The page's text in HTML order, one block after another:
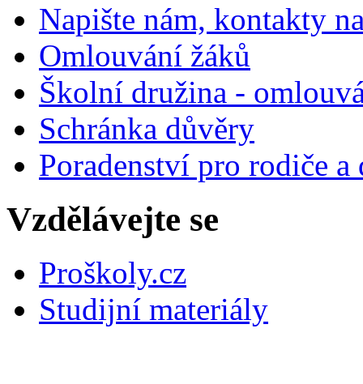
Napište nám, kontakty
Omlouvání žáků
Školní družina -
Schránka důvěry
Poradenství pro rodiče
Vzdělávejte se
Proškoly.cz
Studijní materiály